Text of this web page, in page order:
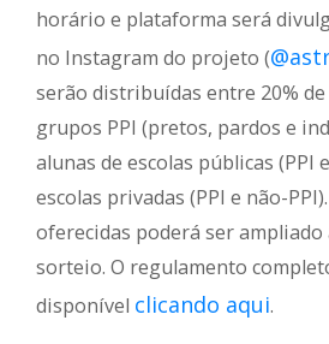
horário e plataforma será
no Instagram do projeto (
serão distribuídas entre 20%
grupos PPI (pretos, pardos e
alunas de escolas públicas (PPI
escolas privadas (PPI e não-
oferecidas poderá ser ampliado
sorteio. O regulamento
disponível clicando aqui.